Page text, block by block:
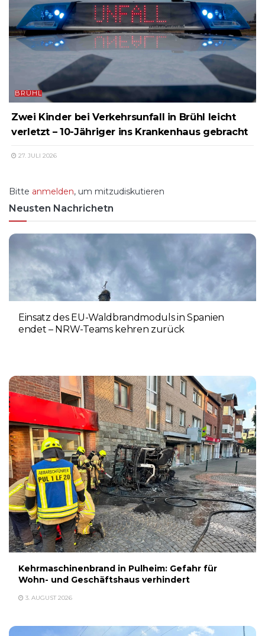
BRÜHL
Zwei Kinder bei Verkehrsunfall in Brühl leicht
verletzt – 10-Jähriger ins Krankenhaus gebracht
27. JULI 2026
Bitte anmelden, um mitzudiskutieren
Neusten Nachrichetn
Einsatz des EU-Waldbrandmoduls in Spanien
endet – NRW-Teams kehren zurück
Kehrmaschinenbrand in Pulheim: Gefahr für
Wohn- und Geschäftshaus verhindert
3. AUGUST 2026